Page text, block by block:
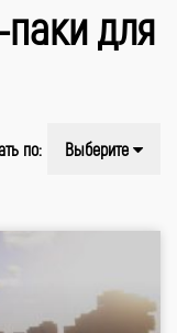
для
по: Выберите